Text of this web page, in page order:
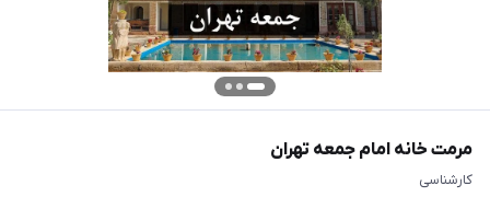
مرمت خانه امام جمعه تهران
کارشناسی